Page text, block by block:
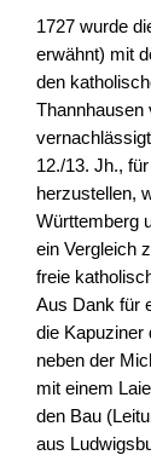
1727 wurde
erwähnt) mit
den
Thannhausen
12./13. Jh.,
herzustellen,
Württemberg
ein Vergleich
freie
Aus Dank für
die Kapuziner
neben der
mit einem
den Bau
aus